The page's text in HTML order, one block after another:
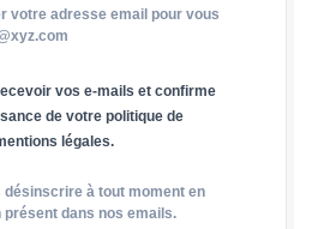
votre adresse email pour vous
vos e-mails et confirme
de votre politique de
légales.
désinscrire à tout moment en
dans nos emails.